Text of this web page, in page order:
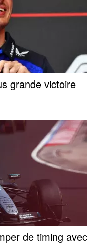
grande victoire
de timing avec